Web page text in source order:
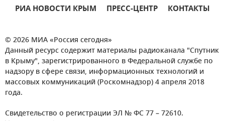
РИА НОВОСТИ КРЫМ ПРЕСС-ЦЕНТР КОНТАКТЫ
© 2026 МИА «Россия сегодня»
Данный ресурс содержит материалы радиоканала "Спутник
в Крыму", зарегистрированного в Федеральной службе по
надзору в сфере связи, информационных технологий и
массовых коммуникаций (Роскомнадзор) 4 апреля 2018
года.
Свидетельство о регистрации ЭЛ № ФС 77 – 72610.